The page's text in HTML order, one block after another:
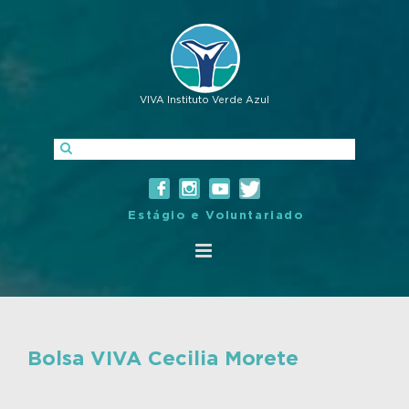
VIVA Instituto Verde Azul
Estágio e Voluntariado
Bolsa VIVA Cecilia Morete